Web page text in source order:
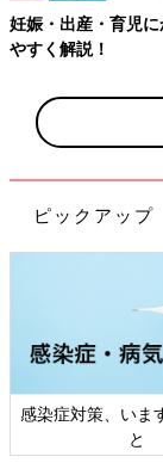
妊娠・出産・育児
やすく解説！
ピックアップ
感染症対策、いま
と